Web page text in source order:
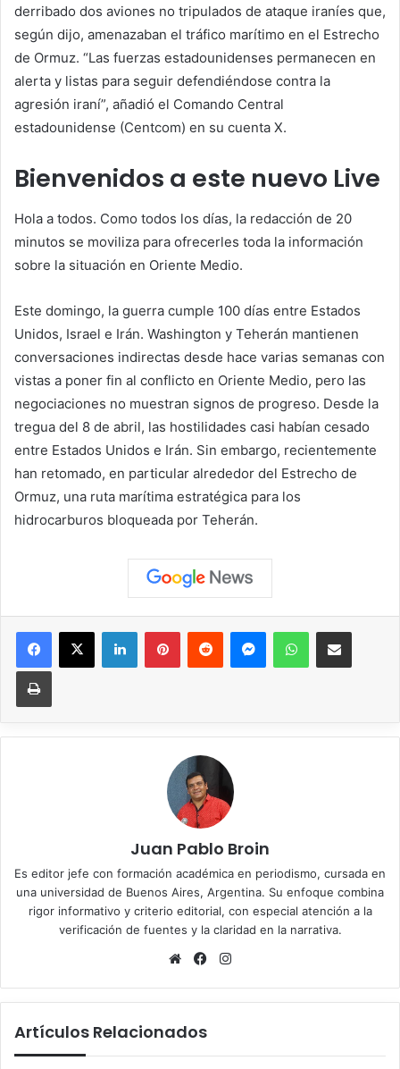
derribado dos aviones no tripulados de ataque iraníes que,
según dijo, amenazaban el tráfico marítimo en el Estrecho
de Ormuz. “Las fuerzas estadounidenses permanecen en
alerta y listas para seguir defendiéndose contra la
agresión iraní”, añadió el Comando Central
estadounidense (Centcom) en su cuenta X.
Bienvenidos a este nuevo Live
Hola a todos. Como todos los días, la redacción de 20
minutos se moviliza para ofrecerles toda la información
sobre la situación en Oriente Medio.
Este domingo, la guerra cumple 100 días entre Estados
Unidos, Israel e Irán. Washington y Teherán mantienen
conversaciones indirectas desde hace varias semanas con
vistas a poner fin al conflicto en Oriente Medio, pero las
negociaciones no muestran signos de progreso. Desde la
tregua del 8 de abril, las hostilidades casi habían cesado
entre Estados Unidos e Irán. Sin embargo, recientemente
han retomado, en particular alrededor del Estrecho de
Ormuz, una ruta marítima estratégica para los
hidrocarburos bloqueada por Teherán.
Facebook
X LinkedInPinterestReddit MessengerWhatsAppCompartir vía correo
Imprimir
Juan Pablo Broin
Es editor jefe con formación académica en periodismo, cursada en
una universidad de Buenos Aires, Argentina. Su enfoque combina
rigor informativo y criterio editorial, con especial atención a la
verificación de fuentes y la claridad en la narrativa.
Sitio
Facebook
Artículos Relacionados